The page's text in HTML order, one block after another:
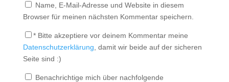
Name, E-Mail-Adresse und Website in diesem
Browser für meinen nächsten Kommentar speichern.
*Bitte akzeptiere vor deinem Kommentar meine
Datenschutzerklärung , damit wir beide auf der sicheren
Seite sind :)
Benachrichtige mich über nachfolgende